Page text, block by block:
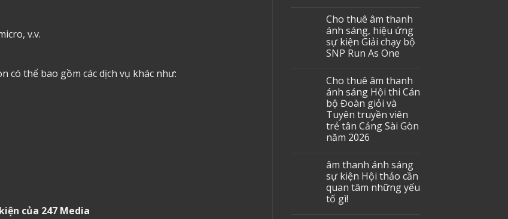
v.v.
có thể bao gồm các dịch vụ khác như:
của 247 Media
Cho thuê âm thanh
ánh sáng, hiệu ứng
sự kiện Giải chạy bộ
SNP Run As One
Cho thuê âm thanh
ánh sáng Hội thi Cán
bộ Đoàn giỏi và
Tuyên truyền viên
trẻ tân Cảng Sài Gòn
năm 2026
âm thanh ánh sáng
sự kiện Hội thảo cần
quan tâm những yếu
tố gì!